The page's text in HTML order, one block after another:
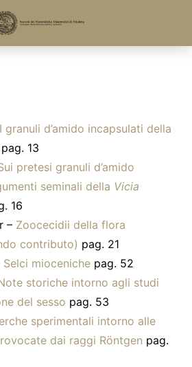
I granuli d’amido incapsulati della
pag. 13
pretesi granuli d’amido
seminali della Vicia
16
– Zoocecidii della flora
contributo) pag. 21
Selci mioceniche pag. 52
storiche intorno agli studi
del sesso pag. 53
sperimentali intorno alle
dai raggi Röntgen pag.